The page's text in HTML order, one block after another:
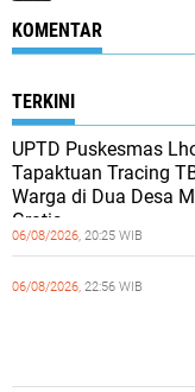
KOMENTAR
TERKINI
UPTD Puskesmas
Tapaktuan ‎Tracing
Warga di Dua Desa
Gratis
06/08/2026, 20:25 WIB
06/08/2026, 22:56 WIB